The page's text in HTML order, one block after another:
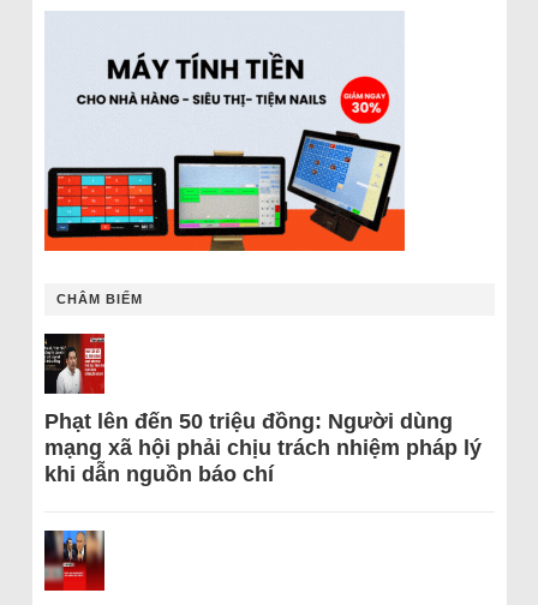
CHÂM BIẾM
Phạt lên đến 50 triệu đồng: Người dùng
mạng xã hội phải chịu trách nhiệm pháp lý
khi dẫn nguồn báo chí